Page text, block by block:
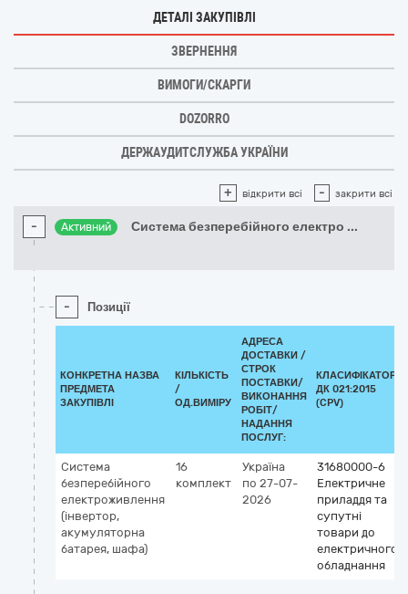
ДЕТАЛІ ЗАКУПІВЛІ
ЗВЕРНЕННЯ
ВИМОГИ/СКАРГИ
DOZORRO
ДЕРЖАУДИТСЛУЖБА УКРАЇНИ
+ відкрити всі - закрити всі
- Активний Система безперебійного електро ...
- Позиції
КОНКРЕТНА НАЗВА
ПРЕДМЕТА
ЗАКУПІВЛІ
КІЛЬКІСТЬ
/
ОД.ВИМІРУ
АДРЕСА
ДОСТАВКИ /
СТРОК
ПОСТАВКИ/
ВИКОНАННЯ
РОБІТ/
НАДАННЯ
ПОСЛУГ:
КЛАСИФІКАТОР
ДК 021:2015
(CPV)
Система
безперебійного
електроживлення
(інвертор,
акумуляторна
батарея, шафа)
16
комплект
Україна
по 27-07-
2026
31680000-6
Електричне
приладдя та
супутні
товари до
електричного
обладнання